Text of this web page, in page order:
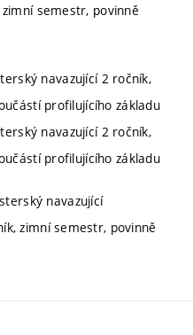
semestr, povinně
navazující 2 ročník,
profilujícího základu
navazující 2 ročník,
profilujícího základu
navazující
zimní semestr, povinně